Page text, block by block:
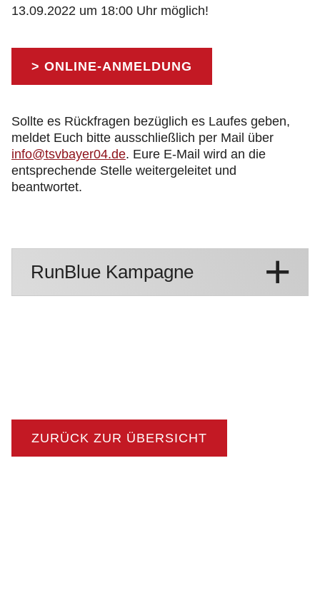
13.09.2022 um 18:00 Uhr möglich!
> ONLINE-ANMELDUNG
Sollte es Rückfragen bezüglich es Laufes geben,
meldet Euch bitte ausschließlich per Mail über
info@tsvbayer04.de. Eure E-Mail wird an die
entsprechende Stelle weitergeleitet und
beantwortet.
RunBlue Kampagne
ZURÜCK ZUR ÜBERSICHT